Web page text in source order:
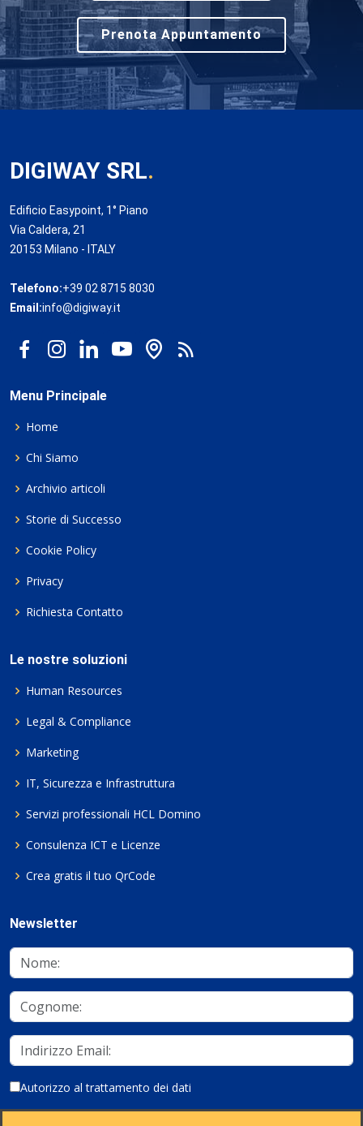
Prenota Appuntamento
DIGIWAY SRL.
Edificio Easypoint, 1° Piano
Via Caldera, 21
20153 Milano - ITALY
Telefono:+39 02 8715 8030
Email:info@digiway.it
Menu Principale
Home
Chi Siamo
Archivio articoli
Storie di Successo
Cookie Policy
Privacy
Richiesta Contatto
Le nostre soluzioni
Human Resources
Legal & Compliance
Marketing
IT, Sicurezza e Infrastruttura
Servizi professionali HCL Domino
Consulenza ICT e Licenze
Crea gratis il tuo QrCode
Newsletter
Autorizzo al trattamento dei dati